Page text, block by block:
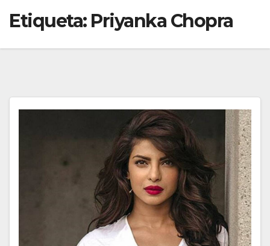
Etiqueta: Priyanka Chopra